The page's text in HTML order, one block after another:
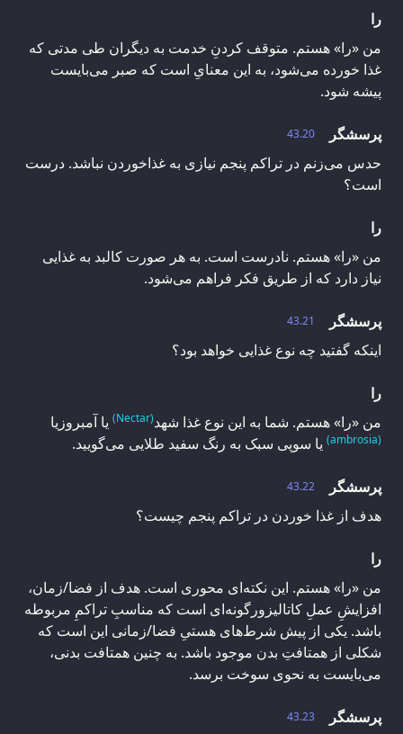
را
من «را» هستم. متوقف کردنِ خدمت به دیگران طی مدتی که
غذا خورده می‌شود، به این معنایِ است که صبر می‌بایست
پیشه شود.
43.20
پرسشگر
حدس می‌زنم در تراکم پنجم نیازی به غذاخوردن نباشد. درست
است؟
را
من «را» هستم. نادرست است. به هر صورت کالبد به غذایی
نیاز دارد که از طریق فکر فراهم می‌شود.
43.21
پرسشگر
اینکه گفتید چه نوع غذایی خواهد بود؟
را
من «را» هستم. شما به این نوع غذا شهد(Nectar) یا آمبروزیا
(ambrosia) یا سوپی سبک به رنگ سفید طلایی می‌گویید.
43.22
پرسشگر
هدف از غذا خوردن در تراکم پنجم چیست؟
را
من «را» هستم. این نکته‌ای محوری است. هدف از فضا/زمان،
افزایشِ عملِ کاتالیزورگونه‌ای است که مناسبِ تراکمِ مربوطه
باشد. یکی از پیش شرط‌های هستیِ فضا/زمانی این است که
شکلی از همتافتِ بدن موجود باشد. به چنین همتافت بدنی،
می‌بایست به نحوی سوخت برسد.
43.23
پرسشگر